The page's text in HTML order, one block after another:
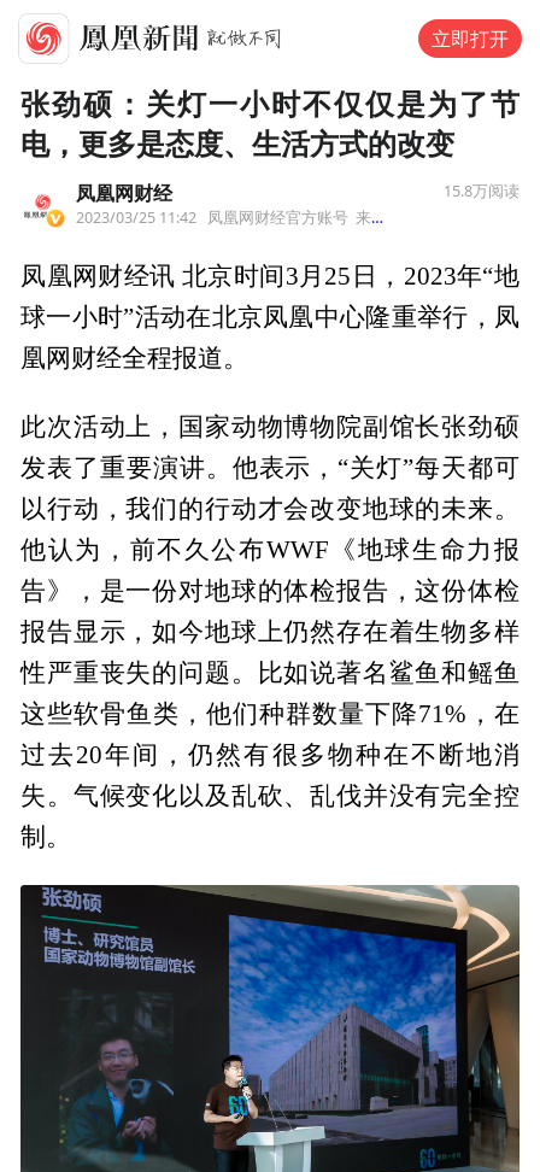
立即打开
张劲硕：关灯一小时不仅仅是为了节
电，更多是态度、生活方式的改变
凤凰网财经
2023/03/25 11:42 凤凰网财经官方账号 来自北京市
15.8万阅读
凤凰网财经讯 北京时间3月25日，2023年“地
球一小时”活动在北京凤凰中心隆重举行，凤
凰网财经全程报道。
此次活动上，国家动物博物院副馆长张劲硕
发表了重要演讲。他表示，“关灯”每天都可
以行动，我们的行动才会改变地球的未来。
他认为，前不久公布WWF《地球生命力报
告》，是一份对地球的体检报告，这份体检
报告显示，如今地球上仍然存在着生物多样
性严重丧失的问题。比如说著名鲨鱼和鳐鱼
这些软骨鱼类，他们种群数量下降71%，在
过去20年间，仍然有很多物种在不断地消
失。气候变化以及乱砍、乱伐并没有完全控
制。